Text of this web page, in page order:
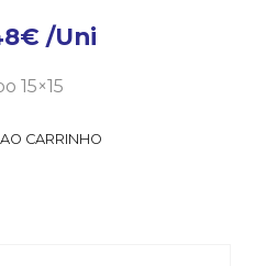
€ /Uni
15×15
CARRINHO